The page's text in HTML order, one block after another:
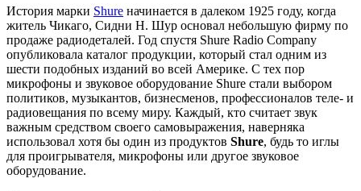
История марки Shure начинается в далеком 1925 году, когда
житель Чикаго, Сидни Н. Шур основал небольшую фирму по
продаже радиодеталей. Год спустя Shure Radio Company
опубликовала каталог продукции, который стал одним из
шести подобных изданий во всей Америке. С тех пор
микрофоны и звуковое оборудование Shure стали выбором
политиков, музыкантов, бизнесменов, профессионалов теле- и
радиовещания по всему миру. Каждый, кто считает звук
важным средством своего самовыражения, наверняка
использовал хотя бы один из продуктов Shure, будь то иглы
для проигрывателя, микрофоны или другое звуковое
оборудование.